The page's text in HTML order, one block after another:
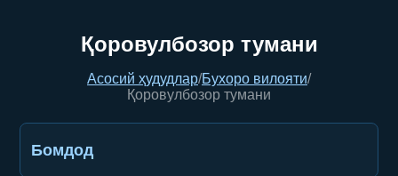
Қоровулбозор тумани
Асосий ҳудудлар/Бухоро вилояти/
Қоровулбозор тумани
Бомдод